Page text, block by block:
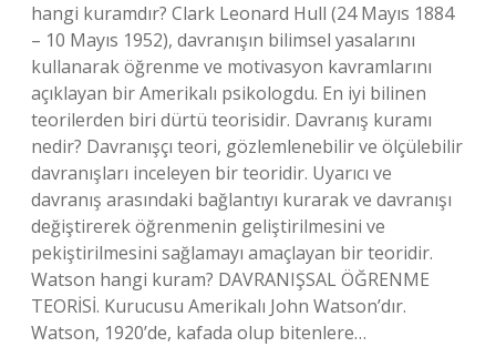
hangi kuramdır? Clark Leonard Hull (24 Mayıs 1884
– 10 Mayıs 1952), davranışın bilimsel yasalarını
kullanarak öğrenme ve motivasyon kavramlarını
açıklayan bir Amerikalı psikologdu. En iyi bilinen
teorilerden biri dürtü teorisidir. Davranış kuramı
nedir? Davranışçı teori, gözlemlenebilir ve ölçülebilir
davranışları inceleyen bir teoridir. Uyarıcı ve
davranış arasındaki bağlantıyı kurarak ve davranışı
değiştirerek öğrenmenin geliştirilmesini ve
pekiştirilmesini sağlamayı amaçlayan bir teoridir.
Watson hangi kuram? DAVRANIŞSAL ÖĞRENME
TEORİSİ. Kurucusu Amerikalı John Watson’dır.
Watson, 1920’de, kafada olup bitenlere…